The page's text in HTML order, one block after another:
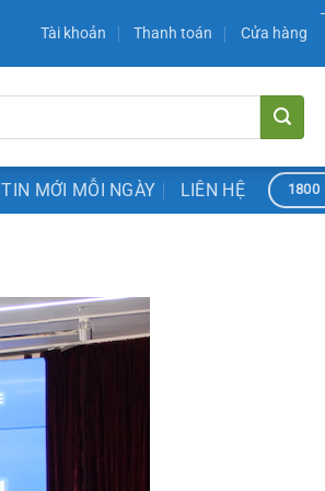
Tài khoản Thanh toán Cửa hàng
TIN MỚI MỖI NGÀY LIÊN HỆ 1800